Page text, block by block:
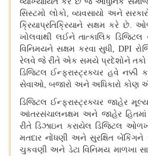
સિસ્ટમો લોકો
વ્યવસાયો અને
ક્રિયાપ્રતિક્રિયાને સક્ષમ કરે છે.
ખોલવાથી લઈને તાત્કાલિક
વિનિમયને સક્ષમ કરવા સુધી ,DPI
રેલવે જે રીતે એક સમયે પ્રદેશોને તકો
ડિજિટલ ઈન્ફ્રાસ્ટ્રક્ચર હવે
સેવાઓ બજારો અને અધિકારો કોણ
ડિજિટલ ઈન્ફ્રાસ્ટ્રક્ચર જાહેર
આંતરસંચાલનક્ષમ અને જાહેર
રીતે ડિઝાઇન કરાયેલ ડિજિટલ ઓળખ
મતદાર નોંધણી અને સુરક્ષિત
ચુકવણી અને ડેટા વિનિમય માળખા